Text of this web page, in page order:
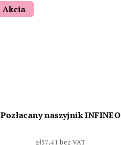
Akcia
Pozłacany naszyjnik INFINEO
zł57,41 bez VAT